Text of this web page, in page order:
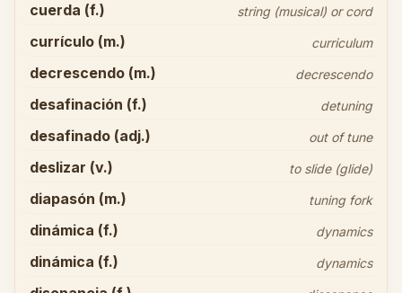
cuerda (f.) string (musical) or cord
currículo (m.) curriculum
decrescendo (m.) decrescendo
desafinación (f.) detuning
desafinado (adj.) out of tune
deslizar (v.) to slide (glide)
diapasón (m.) tuning fork
dinámica (f.) dynamics
dinámica (f.) dynamics